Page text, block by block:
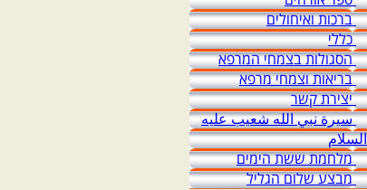
ברכות ואיחולים
כללי
הסגולות בצמחי המרפא
בריאות וצמחי מרפא
יצירת קשר
سيرة نبي الله شعيب عليه
السلام
מלחמת ששת הימים
מבצע שלום הגליל